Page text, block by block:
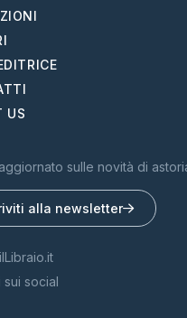
US
sulle novità di
alla newsletter
sui social